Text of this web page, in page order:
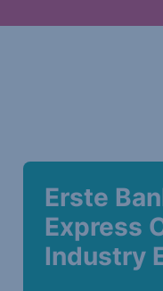
Erste
Express
Industry